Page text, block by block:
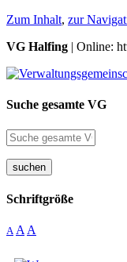
Zum Inhalt, zur
VG Halfing | Online:
Suche gesamte VG
suchen
Schriftgröße
A A A